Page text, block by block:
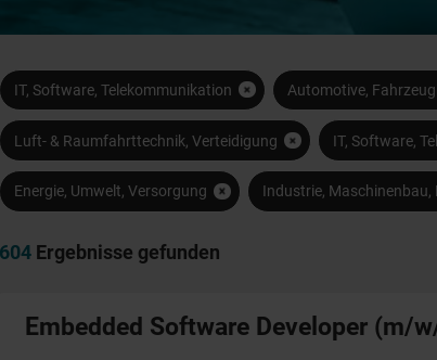
IT, Software, Telekommunikation Automotive,
Luft- & Raumfahrttechnik, Verteidigung IT, Software,
Energie, Umwelt, Versorgung Industrie, Maschinenbau,
604 Ergebnisse gefunden
Embedded Software Developer (m/